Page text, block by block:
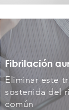
Fibrilación
Eliminar este
sostenida del
común